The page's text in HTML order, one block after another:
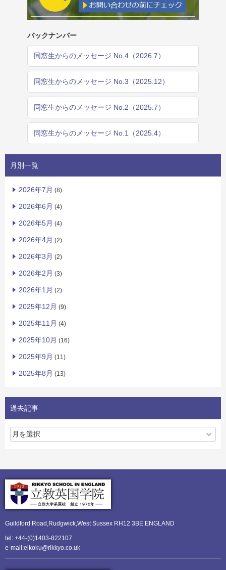
バックナンバー
同窓生からのメッセージ No.4（2026.7）
同窓生からのメッセージ No.3（2025.12）
同窓生からのメッセージ No.2（2025.7）
同窓生からのメッセージ No.1（2025.4）
月別一覧
2026年7月 (8)
2026年6月 (4)
2026年5月 (4)
2026年4月 (2)
2026年3月 (2)
2026年2月 (3)
2026年1月 (2)
2025年12月 (9)
2025年11月 (4)
2025年10月 (16)
2025年9月 (11)
2025年8月 (13)
過去記事
Guildford Road,Rudgwick,West Sussex RH12 3BE ENGLAND
tel: +44-(0)1403-822107
e-mail:eikoku@rikkyo.co.uk